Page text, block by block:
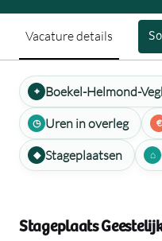
Vacature details
Boekel-Helmond-
Uren in overleg
Stageplaatsen
Stageplaats